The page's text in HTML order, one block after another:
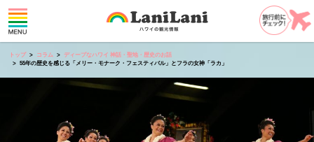
トップ コラム
ディープなハワイ 神話・聖地・歴史のお話
55年の歴史を感じる「メリー・モナーク・フェスティバル」とフラの女神「ラカ」